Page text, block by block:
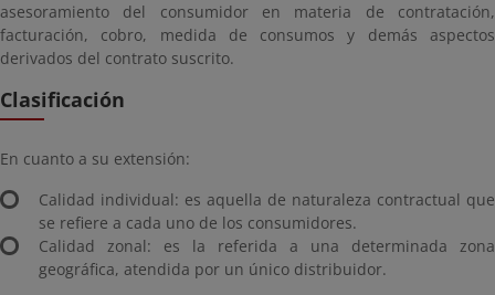
asesoramiento del consumidor en materia de contratación,
facturación, cobro, medida de consumos y demás aspectos
derivados del contrato suscrito.
Clasificación
En cuanto a su extensión:
Calidad individual: es aquella de naturaleza contractual que
se refiere a cada uno de los consumidores.
Calidad zonal: es la referida a una determinada zona
geográfica, atendida por un único distribuidor.